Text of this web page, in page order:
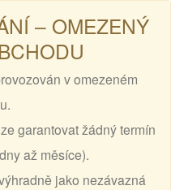
– OMEZENÝ
v omezeném
garantovat žádný termín
až měsíce).
jako nezávazná